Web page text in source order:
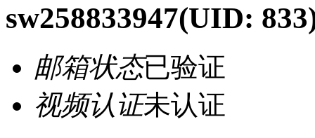
sw258833947(UID:
邮箱状态已验证
视频认证未认证